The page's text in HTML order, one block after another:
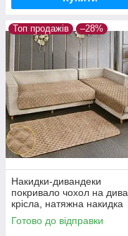
Топ продажів –28%
Накидки-дивандеки
покривало чохол на
крісла, натяжна накидка
універсальна на 3
Дивандек – комплект на
Готово до відправки